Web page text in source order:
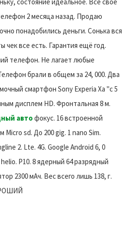
2 месяца назад. Продаю
понадобились деньги. Сонька вся
чек все есть. Гарантия ещё год.
телефон. Не лагает любые
брали в общем за 24, 000. Два
смартфон Sony Experia Xa "с 5
дисплем HD. Фронтальная 8 м.
автофокус. 16 встроенной
sd. До 200 gig. 1 nano Sim.
2. Lte. 4G. Google Android 6, 0
P10. 8 ядерный 64 разрядный
2300 мАч. Вес всего лишь 138, г.